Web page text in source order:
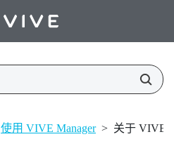
使用 VIVE Manager > 关于 VIVE